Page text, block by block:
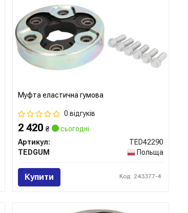
Муфта еластична гумова
0 відгуків
2 420₴
сьогодні
Артикул:
TED42290
TEDGUM
Польща
Купити Код: 243377-4